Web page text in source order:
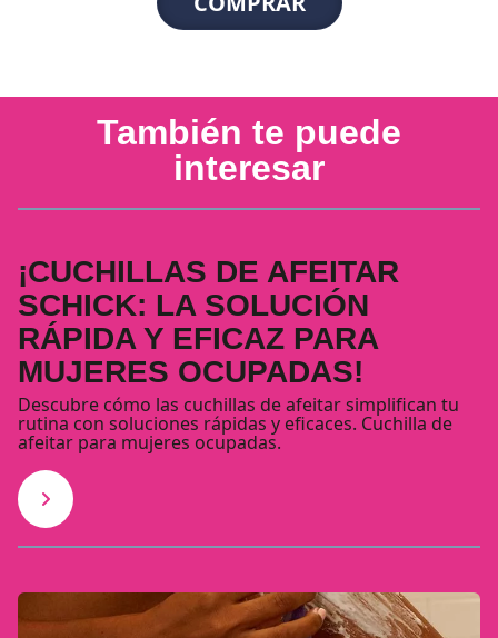
También te puede
interesar
¡CUCHILLAS DE AFEITAR
SCHICK: LA SOLUCIÓN
RÁPIDA Y EFICAZ PARA
MUJERES OCUPADAS!
Descubre cómo las cuchillas de afeitar simplifican tu
rutina con soluciones rápidas y eficaces. Cuchilla de
afeitar para mujeres ocupadas.